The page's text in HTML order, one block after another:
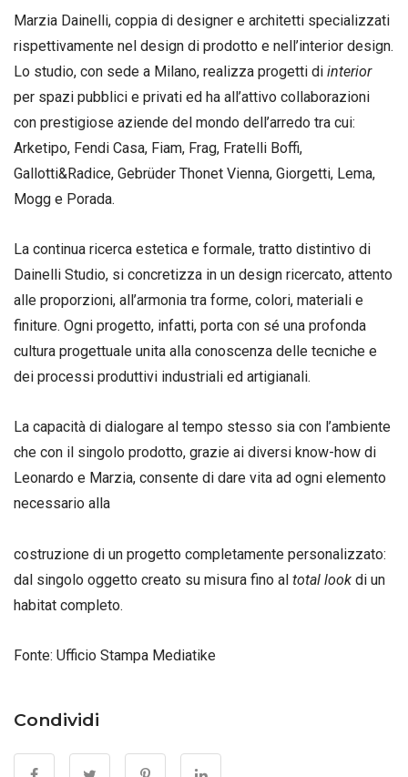
Marzia Dainelli, coppia di designer e architetti specializzati
rispettivamente nel design di prodotto e nell’interior design.
Lo studio, con sede a Milano, realizza progetti di interior
per spazi pubblici e privati ed ha all’attivo collaborazioni
con prestigiose aziende del mondo dell’arredo tra cui:
Arketipo, Fendi Casa, Fiam, Frag, Fratelli Boffi,
Gallotti&Radice, Gebrüder Thonet Vienna, Giorgetti, Lema,
Mogg e Porada.
La continua ricerca estetica e formale, tratto distintivo di
Dainelli Studio, si concretizza in un design ricercato, attento
alle proporzioni, all’armonia tra forme, colori, materiali e
finiture. Ogni progetto, infatti, porta con sé una profonda
cultura progettuale unita alla conoscenza delle tecniche e
dei processi produttivi industriali ed artigianali.
La capacità di dialogare al tempo stesso sia con l’ambiente
che con il singolo prodotto, grazie ai diversi know-how di
Leonardo e Marzia, consente di dare vita ad ogni elemento
necessario alla
costruzione di un progetto completamente personalizzato:
dal singolo oggetto creato su misura fino al total look di un
habitat completo.
Fonte: Ufficio Stampa Mediatike
Condividi